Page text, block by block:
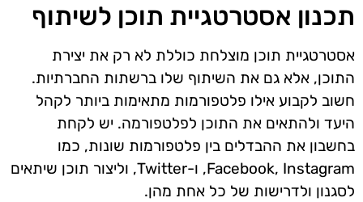
תכנון אסטרטגיית תוכן לשיתוף
אסטרטגיית תוכן מוצלחת כוללת לא רק את יצירת
התוכן, אלא גם את השיתוף שלו ברשתות החברתיות.
חשוב לקבוע אילו פלטפורמות מתאימות ביותר לקהל
היעד ולהתאים את התוכן לפלטפורמה. יש לקחת
בחשבון את ההבדלים בין פלטפורמות שונות, כמו
Facebook, Instagram, ו-Twitter, וליצור תוכן שיתאים
לסגנון ולדרישות של כל אחת מהן.